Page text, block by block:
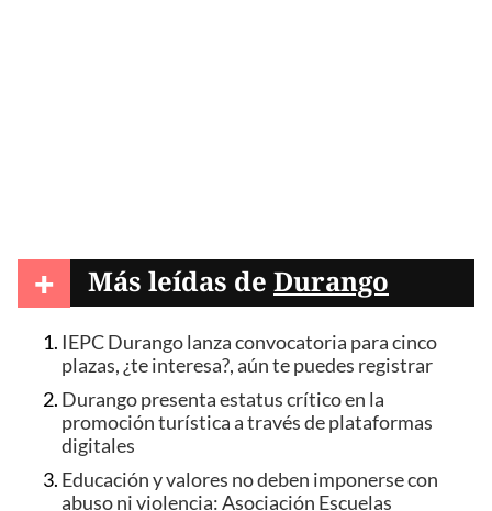
+ Más leídas de Durango
IEPC Durango lanza convocatoria para cinco
plazas, ¿te interesa?, aún te puedes registrar
Durango presenta estatus crítico en la
promoción turística a través de plataformas
digitales
Educación y valores no deben imponerse con
abuso ni violencia: Asociación Escuelas